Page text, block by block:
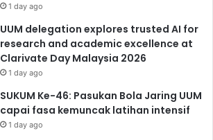
1 day ago
UUM delegation explores trusted AI for
research and academic excellence at
Clarivate Day Malaysia 2026
1 day ago
SUKUM Ke-46: Pasukan Bola Jaring UUM
capai fasa kemuncak latihan intensif
1 day ago